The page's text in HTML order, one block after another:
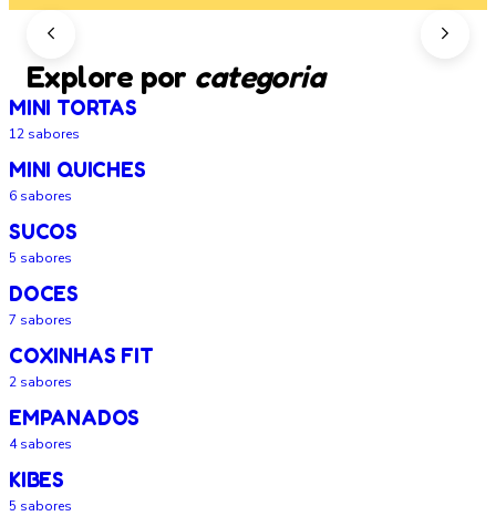
Explore por categoria
MINI TORTAS
12 sabores
MINI QUICHES
6 sabores
SUCOS
5 sabores
DOCES
7 sabores
COXINHAS FIT
2 sabores
EMPANADOS
4 sabores
KIBES
5 sabores